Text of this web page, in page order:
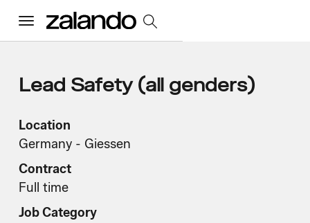
Menu
All Jobs
Careers Home
Our Culture
What We Do
Lead Safety (all genders)
Location
Germany - Giessen
Contract
Full time
Job Category